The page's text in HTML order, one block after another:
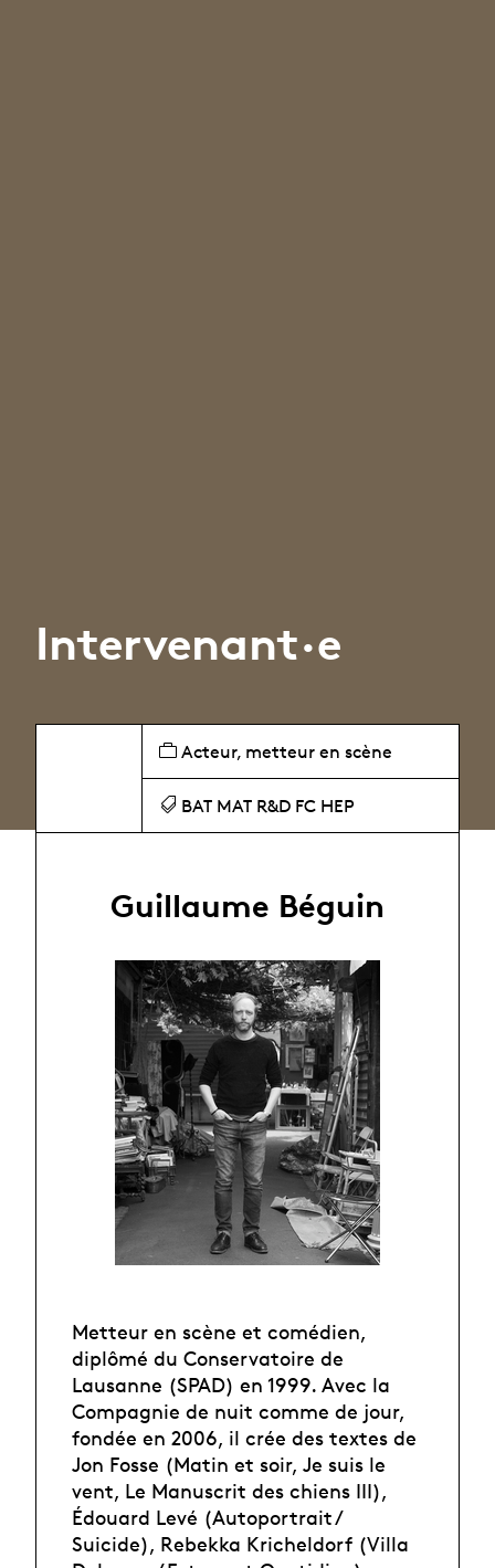
Intervenant·e
Acteur, metteur en scène
BAT MAT R&D FC HEP
Guillaume Béguin
Metteur en scène et comédien,
diplômé du Conservatoire de
Lausanne (SPAD) en 1999. Avec la
Compagnie de nuit comme de jour,
fondée en 2006, il crée des textes de
Jon Fosse (Matin et soir, Je suis le
vent, Le Manuscrit des chiens III),
Édouard Levé (Autoportrait /
Suicide), Rebekka Kricheldorf (Villa